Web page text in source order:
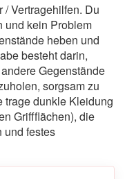
Vertragehilfen. Du
und kein Problem
heben und
besteht darin,
Gegenstände
sorgsam zu
trage dunkle Kleidung
Griffflächen), die
und festes